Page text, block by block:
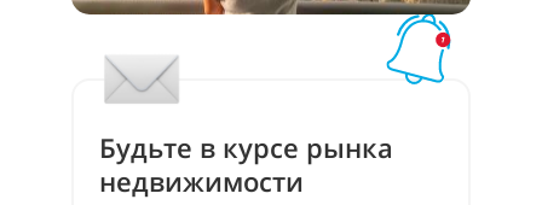
Будьте в курсе рынка
недвижимости